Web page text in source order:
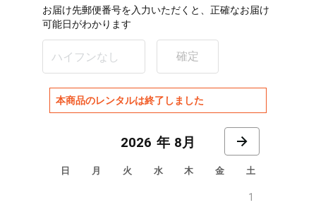
お届け先郵便番号を入力いただくと、正確なお届け
可能日がわかります
確定
本商品のレンタルは終了しました
8月
日 月 火 水 木 金 土
1